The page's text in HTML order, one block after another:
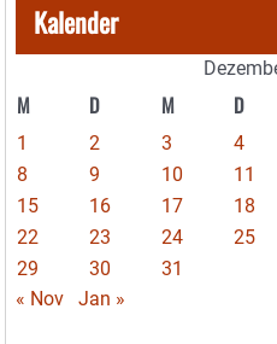
Kalender
M D M D
1 2 3 4
8
9 10 11
15
16 17 18
22
23 24 25
29
30
31
« Nov
Jan »